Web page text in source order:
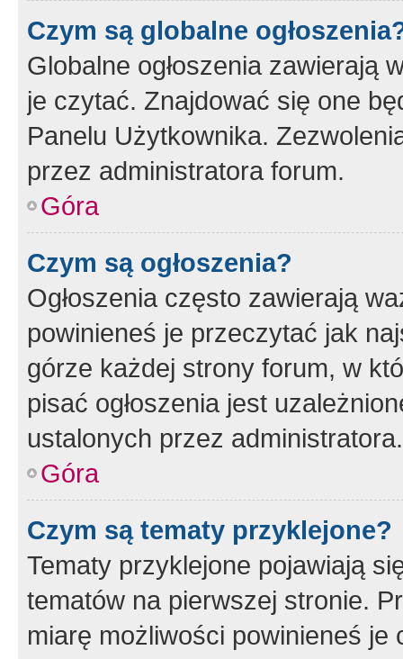
Czym są globalne
Globalne ogłoszenia zawierają
je czytać. Znajdować się one
Panelu Użytkownika.
przez administratora forum.
Góra
Czym są ogłoszenia?
Ogłoszenia często zawierają
powinieneś je przeczytać jak
górze każdej strony forum, w
pisać ogłoszenia jest
ustalonych przez administratora.
Góra
Czym są tematy przyklejone?
Tematy przyklejone pojawiają
tematów na pierwszej stronie.
miarę możliwości powinieneś je